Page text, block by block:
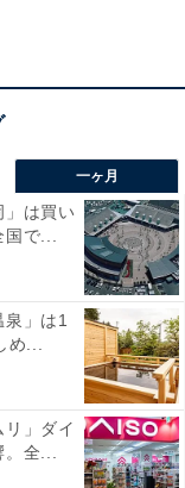
がいいことも
一ヶ月
」は買い
で...
泉」は1
...
リ」ダイ
全...